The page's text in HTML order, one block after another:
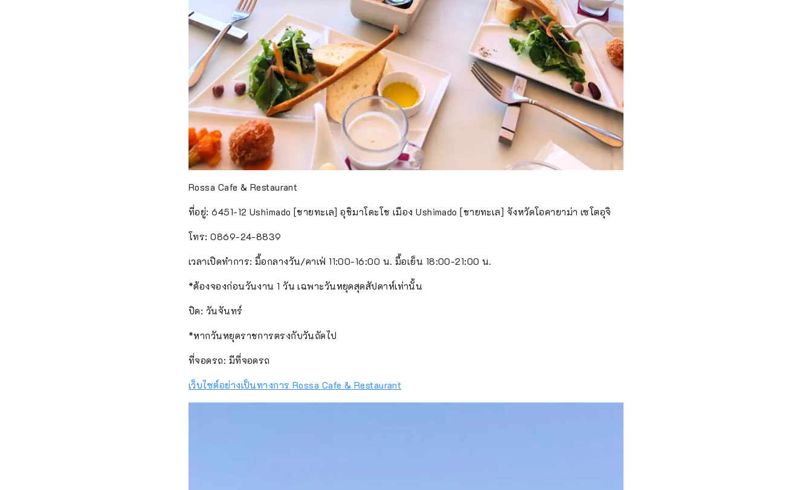
Rossa Cafe & Restaurant
ที่อยู่: 6451-12 Ushimado [ชายทะเล] อุชิมาโดะโช เมือง Ushimado [ชายทะเล] จังหวัดโอคายาม่า เซโตอุจิ
โทร: 0869-24-8839
เวลาเปิดทำการ: มื้อกลางวัน/คาเฟ่ 11:00-16:00 น. มื้อเย็น 18:00-21:00 น.
*ต้องจองก่อนวันงาน 1 วัน เฉพาะวันหยุดสุดสัปดาห์เท่านั้น
ปิด: วันจันทร์
*หากวันหยุดราชการตรงกับวันถัดไป
ที่จอดรถ: มีที่จอดรถ
เว็บไซต์อย่างเป็นทางการ Rossa Cafe & Restaurant